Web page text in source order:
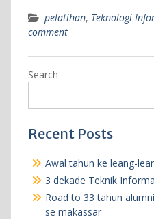
pelatihan, Teknologi
comment
Search
Recent Posts
Awal tahun ke leang-
3 dekade Teknik
Road to 33 tahun
se makassar